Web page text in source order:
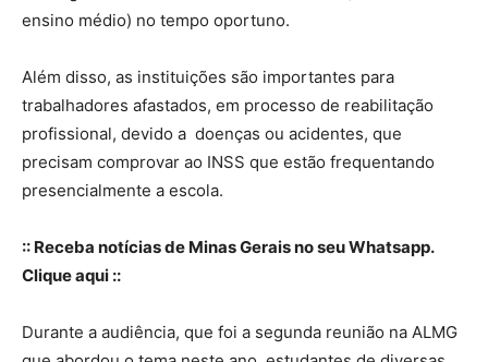
ensino médio) no tempo oportuno.
Além disso, as instituições são importantes para
trabalhadores afastados, em processo de reabilitação
profissional, devido a doenças ou acidentes, que
precisam comprovar ao INSS que estão frequentando
presencialmente a escola.
:: Receba notícias de Minas Gerais no seu Whatsapp.
Clique aqui ::
Durante a audiência, que foi a segunda reunião na ALMG